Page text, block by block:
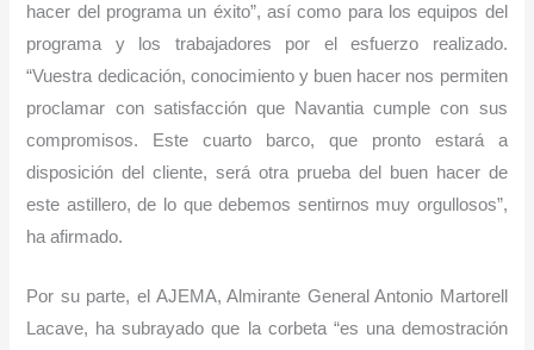
hacer del programa un éxito”, así como para los equipos del
programa y los trabajadores por el esfuerzo realizado.
“Vuestra dedicación, conocimiento y buen hacer nos permiten
proclamar con satisfacción que Navantia cumple con sus
compromisos. Este cuarto barco, que pronto estará a
disposición del cliente, será otra prueba del buen hacer de
este astillero, de lo que debemos sentirnos muy orgullosos”,
ha afirmado.
Por su parte, el AJEMA, Almirante General Antonio Martorell
Lacave, ha subrayado que la corbeta “es una demostración